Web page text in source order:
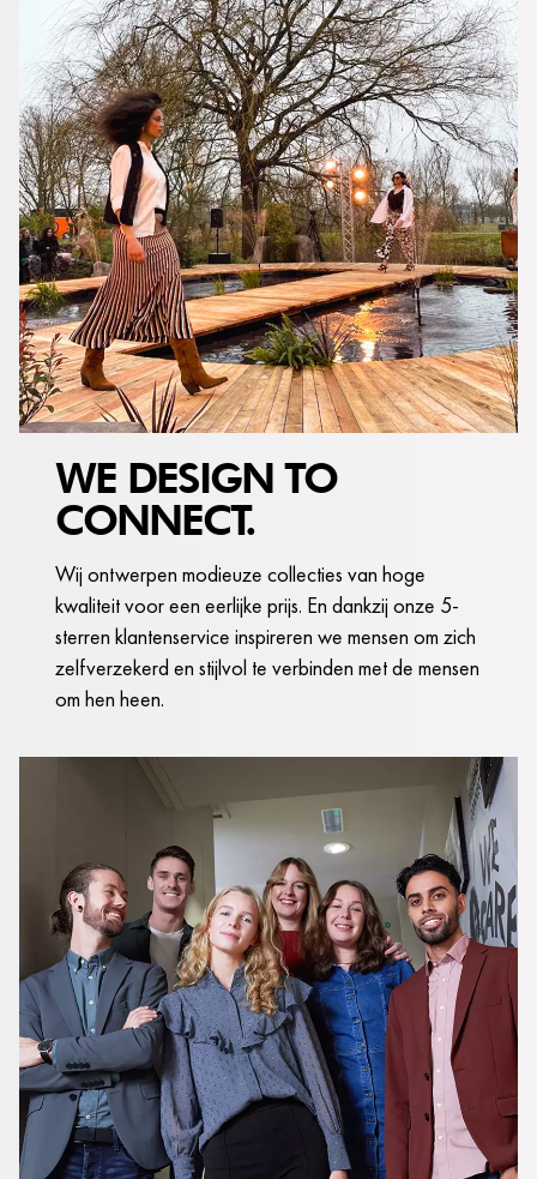
WE DESIGN TO
CONNECT.
Wij ontwerpen modieuze collecties van hoge
kwaliteit voor een eerlijke prijs. En dankzij onze 5-
sterren klantenservice inspireren we mensen om zich
zelfverzekerd en stijlvol te verbinden met de mensen
om hen heen.